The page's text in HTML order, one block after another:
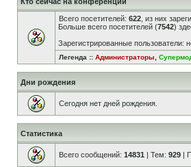
Всего посетителей: 622 , из них
Больше всего посетителей (7542)
Зарегистрированные пользователи:
Легенда :: Администраторы
Дни рождения
Сегодня нет дней рождения.
Статистика
Всего сообщений: 14831 | Тем: 929 |